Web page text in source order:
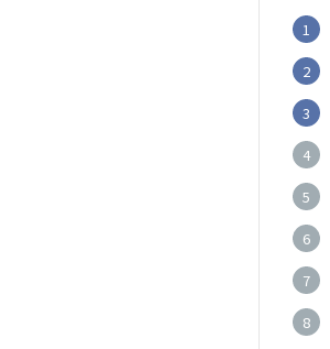
1
2
3
4
5
6
7
8